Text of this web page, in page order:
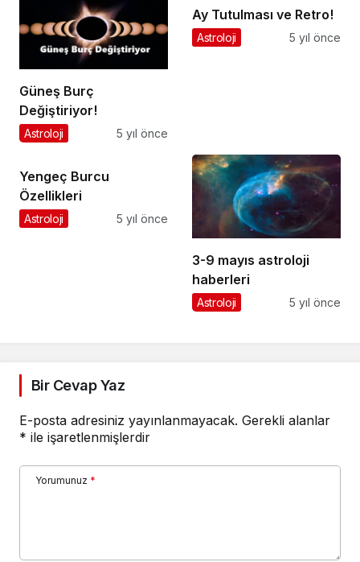
Güneş Burç
Değiştiriyor!
Astroloji 5 yıl önce
Ay Tutulması ve Retro!
Astroloji 5 yıl önce
Yengeç Burcu
Özellikleri
Astroloji 5 yıl önce
3-9 mayıs astroloji
haberleri
Astroloji 5 yıl önce
Bir Cevap Yaz
E-posta adresiniz yayınlanmayacak. Gerekli alanlar
* ile işaretlenmişlerdir
Yorumunuz *